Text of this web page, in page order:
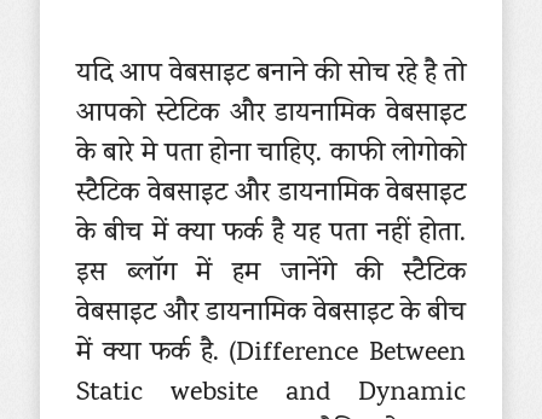
यदि आप वेबसाइट बनाने की सोच रहे है तो
आपको स्टेटिक और डायनामिक वेबसाइट
के बारे मे पता होना चाहिए. काफी लोगोको
स्टैटिक वेबसाइट और डायनामिक वेबसाइट
के बीच में क्या फर्क है यह पता नहीं होता.
इस ब्लॉग में हम जानेंगे की स्टैटिक
वेबसाइट और डायनामिक वेबसाइट के बीच
में क्या फर्क है. (Difference Between
Static website and Dynamic